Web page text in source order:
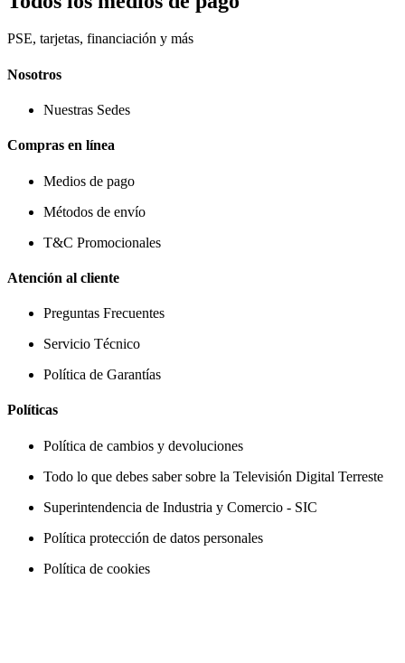
PSE, tarjetas, financiación y más
Nosotros
Nuestras Sedes
Compras en línea
Medios de pago
Métodos de envío
T&C Promocionales
Atención al cliente
Preguntas Frecuentes
Servicio Técnico
Política de Garantías
Políticas
Política de cambios y devoluciones
Todo lo que debes saber sobre la Televisión Digital Terreste
Superintendencia de Industria y Comercio - SIC
Política protección de datos personales
Política de cookies